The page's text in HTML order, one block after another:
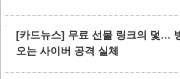
[카드뉴스] 무료 선물 링크의 덫…
오는 사이버 공격 실체